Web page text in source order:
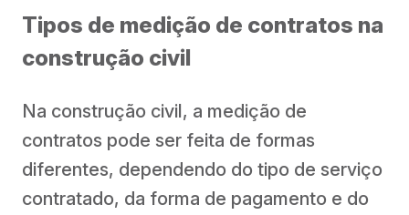
Tipos de medição de contratos na
construção civil
Na construção civil, a medição de
contratos pode ser feita de formas
diferentes, dependendo do tipo de serviço
contratado, da forma de pagamento e do